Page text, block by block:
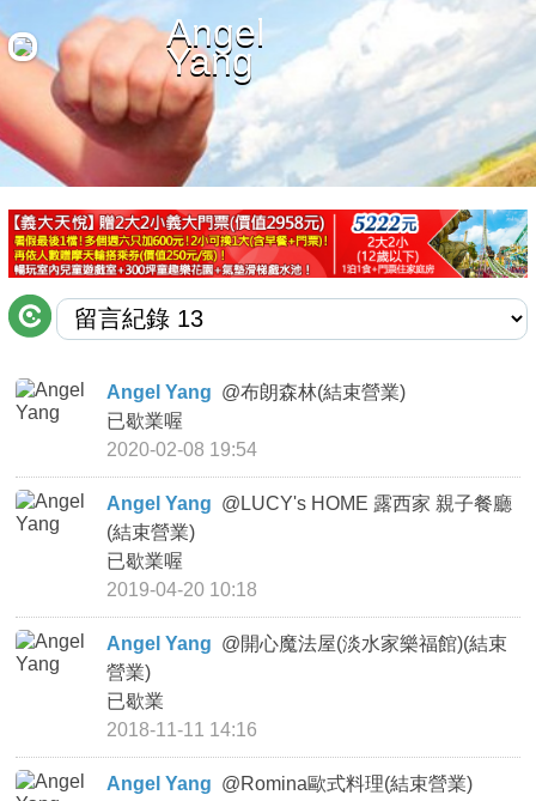
最新留言
商家合作
推薦景點
討論區
聯絡我們
APP下載
Angel
Yang
Angel Yang @布朗森林(結束營業)
已歇業喔
2020-02-08 19:54
Angel Yang @ LUCY's HOME 露西家 親子餐廳
(結束營業)
已歇業喔
2019-04-20 10:18
Angel Yang @開心魔法屋(淡水家樂福館)(結束
營業)
已歇業
2018-11-11 14:16
Angel Yang @Romina歐式料理(結束營業)